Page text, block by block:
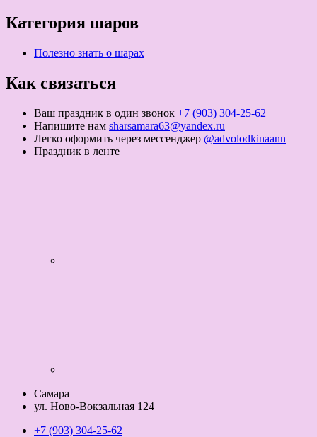
Категория шаров
Полезно знать о шарах
Как связаться
Ваш праздник в один звонок +7 (903) 304-25-62
Напишите нам sharsamara63@yandex.ru
Легко оформить через мессенджер @advolodkinaann
Праздник в ленте
Самара
ул. Ново-Вокзальная 124
+7 (903) 304-25-62